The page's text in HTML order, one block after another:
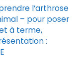
l’arthrose
– pour poser
à terme,
: